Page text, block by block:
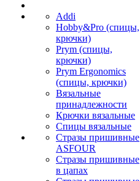
Addi
Hobby&Pro (спицы,
крючки)
Prym (спицы,
крючки)
Prym Ergonomics
(спицы, крючки)
Вязальные
принадлежности
Крючки вязальные
Спицы вязальные
Стразы пришивные
ASFOUR
Стразы пришивные
в цапах